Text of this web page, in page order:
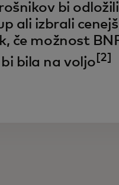
bi odložili
ali izbrali
če možnost
bi bila na voljo [2]